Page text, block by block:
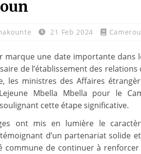
21 Feb 2024
marque une date importante
de l’établissement des
les ministres des Affaires
Mbella Mbella pour le
cette étape significative.
ont mis en lumière le
d’un partenariat solide
commune de continuer à